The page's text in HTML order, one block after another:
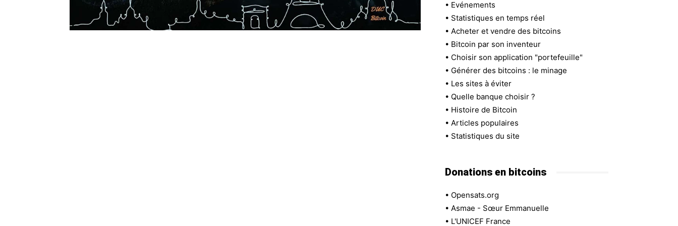
• Evénements
• Statistiques en temps réel
• Acheter et vendre des bitcoins
• Bitcoin par son inventeur
• Choisir son application "portefeuille"
• Générer des bitcoins : le minage
• Les sites à éviter
• Quelle banque choisir ?
• Histoire de Bitcoin
• Articles populaires
• Statistiques du site
Donations en bitcoins
• Opensats.org
• Asmae - Sœur Emmanuelle
• L'UNICEF France